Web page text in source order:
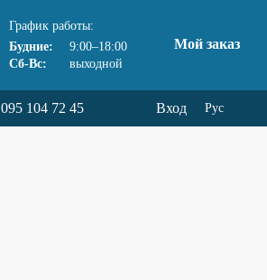
График работы:
Будние:
9:00–18:00
Сб-Вс:
выходной
Мой заказ
095 104 72 45 Вход Рус